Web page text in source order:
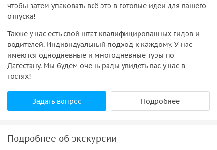
чтобы затем упаковать всё это в готовые идеи для вашего
отпуска!
Также у нас есть свой штат квалифицированных гидов и
водителей. Индивидуальный подход к каждому. У нас
имеются однодневные и многодневные туры по
Дагестану. Мы будем очень рады увидеть вас у нас в
гостях!
Задать вопрос Подробнее
Подробнее об экскурсии